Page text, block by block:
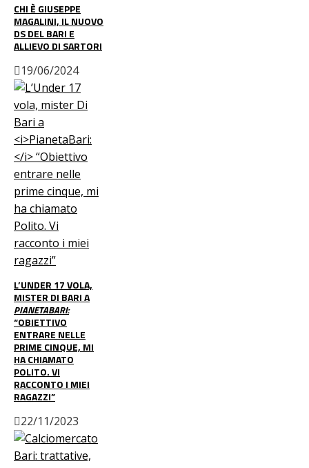
CHI È GIUSEPPE
MAGALINI, IL NUOVO
DS DEL BARI E
ALLIEVO DI SARTORI
19/06/2024
L’UNDER 17 VOLA,
MISTER DI BARI A
PIANETABARI:
“OBIETTIVO
ENTRARE NELLE
PRIME CINQUE, MI
HA CHIAMATO
POLITO. VI
RACCONTO I MIEI
RAGAZZI”
22/11/2023